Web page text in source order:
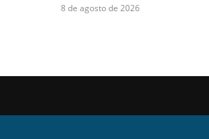
8 de agosto de 2026